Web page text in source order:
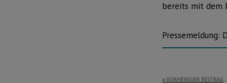
bereits mit dem
Pressemeldung:
VORHERIGER BEITRAG